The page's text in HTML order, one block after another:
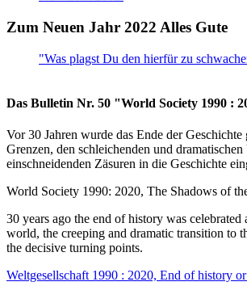
Zum Neuen Jahr 2022 Alles Gute
"Was plagst Du den hierfür zu
Das Bulletin Nr. 50 "World Society 1990 :
Vor 30 Jahren wurde das Ende der
Grenzen, den schleichenden und
einschneidenden Zäsuren in die Geschichte
World Society 1990: 2020, The Shadows of
30 years ago the end of history was
world, the creeping and dramatic transition to
the decisive turning points.
Weltgesellschaft 1990 : 2020, End of history